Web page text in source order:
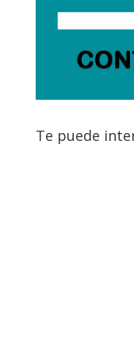
Te puede